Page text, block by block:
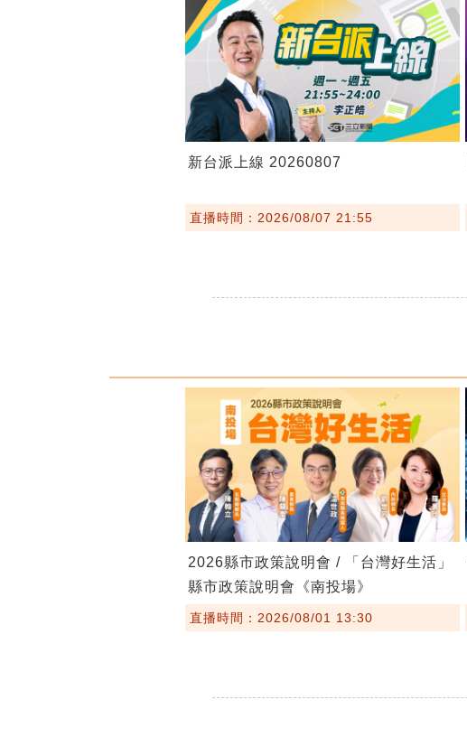
新台派上線 20260807
直播時間：2026/08/07 21:55
2026縣市政策說明會 / 「台灣好生活」
縣市政策說明會《南投場》
直播時間：2026/08/01 13:30